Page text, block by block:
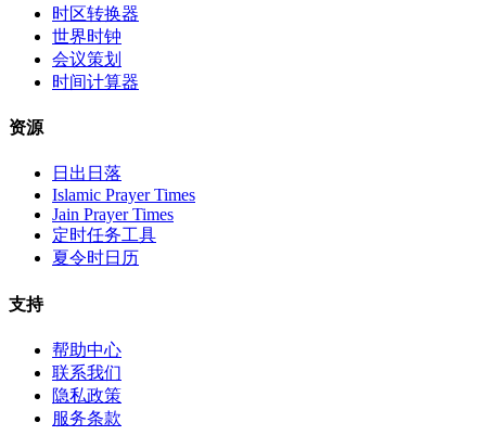
时区转换器
世界时钟
会议策划
时间计算器
资源
日出日落
Islamic Prayer Times
Jain Prayer Times
定时任务工具
夏令时日历
支持
帮助中心
联系我们
隐私政策
服务条款